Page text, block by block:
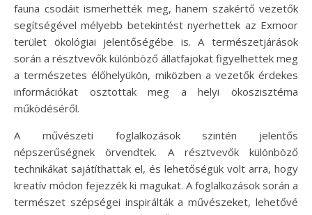
fauna csodáit ismerhették meg, hanem szakértő vezetők
segítségével mélyebb betekintést nyerhettek az Exmoor
terület ökológiai jelentőségébe is. A természetjárások
során a résztvevők különböző állatfajokat figyelhettek meg
a természetes élőhelyükön, miközben a vezetők érdekes
információkat osztottak meg a helyi ökoszisztéma
működéséről.
A művészeti foglalkozások szintén jelentős
népszerűségnek örvendtek. A résztvevők különböző
technikákat sajátíthattak el, és lehetőségük volt arra, hogy
kreatív módon fejezzék ki magukat. A foglalkozások során a
természet szépségei inspirálták a művészeket, lehetővé